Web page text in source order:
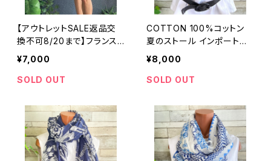
【アウトレットSALE返品交
換不可8/20まで】フランス
製インポートワンピース｜カ
シュクールワンピース/立体
ワッフル・ホワイト＆ブルーフ
¥7,000
SOLD OUT
COTTON 100%コットン
夏のストール インポート大
判・ロングストール・通気
性・肌触り良いスカーフ/ブ
ラウン系ドット＆ボーダー
¥8,000
SOLD OUT